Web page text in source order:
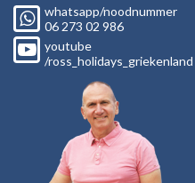
whatsapp/noodnummer
06 273 02 986
youtube
/ross_holidays_griekenland